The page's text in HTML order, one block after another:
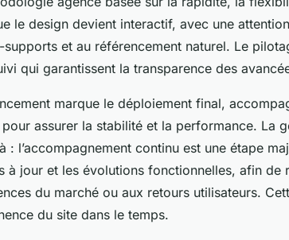
le design devient interactif, avec une
supports et au référencement naturel. Le
qui garantissent la transparence des
marque le déploiement final,
assurer la stabilité et la performance. La
: l’accompagnement continu est une étape
à jour et les évolutions fonctionnelles, afin de
du marché ou aux retours utilisateurs.
du site dans le temps.